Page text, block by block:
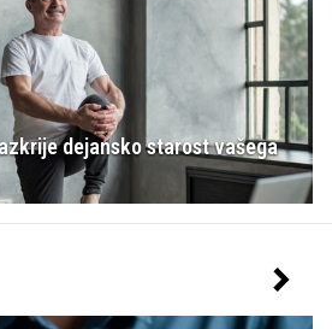
dejansko starost vašega